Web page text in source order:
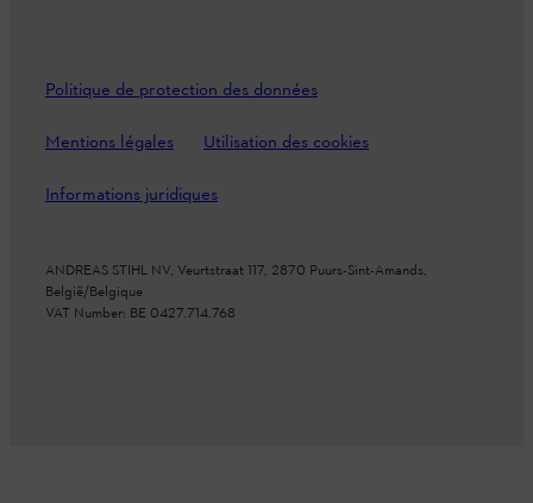
Politique de protection des données
Mentions légales Utilisation des cookies
Informations juridiques
ANDREAS STIHL NV, Veurtstraat 117, 2870 Puurs-Sint-Amands,
België/Belgique
VAT Number: BE 0427.714.768